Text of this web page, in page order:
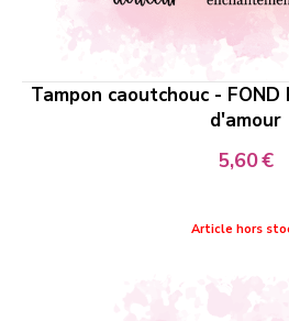
Tampon caoutchouc - FOND
d'amour
5,60€
Article hors